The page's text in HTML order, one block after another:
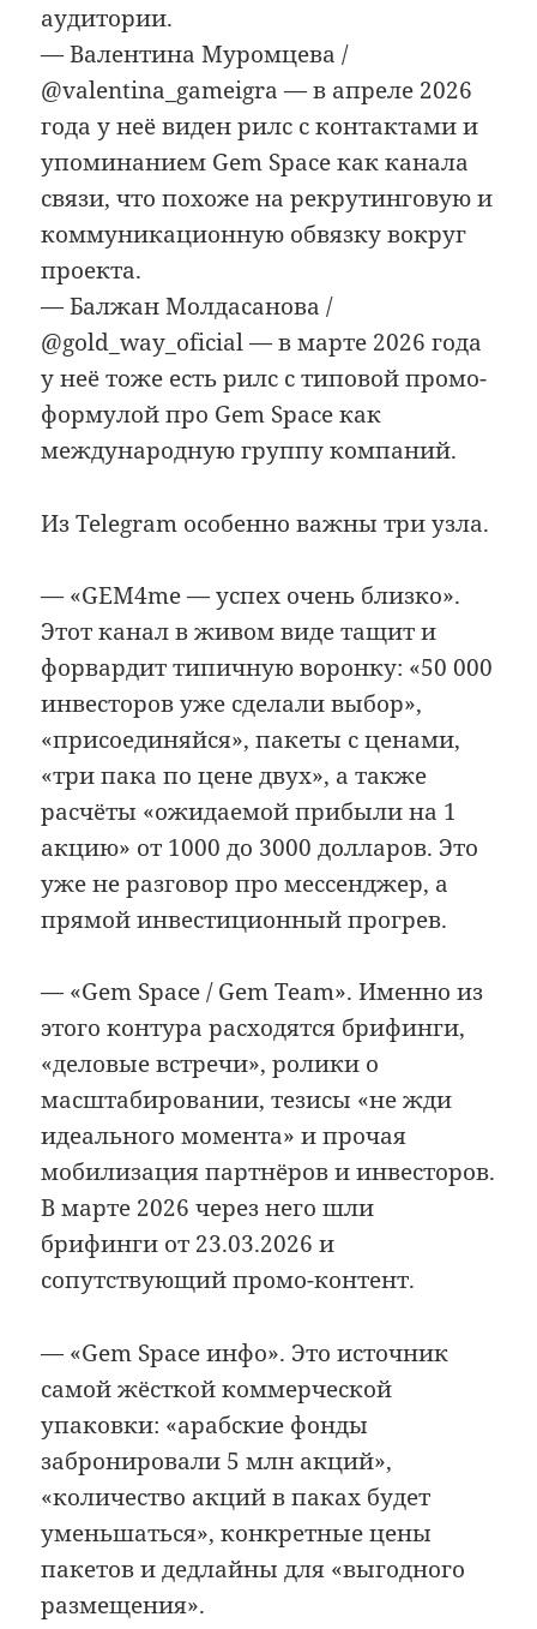
аудитории.
— Валентина Муромцева /
@valentina_gameigra — в апреле 2026
года у неё виден рилс с контактами и
упоминанием Gem Space как канала
связи, что похоже на рекрутинговую и
коммуникационную обвязку вокруг
проекта.
— Балжан Молдасанова /
@gold_way_oficial — в марте 2026 года
у неё тоже есть рилс с типовой промо-
формулой про Gem Space как
международную группу компаний.
Из Telegram особенно важны три узла.
— «GEM4me — успех очень близко».
Этот канал в живом виде тащит и
форвардит типичную воронку: «50 000
инвесторов уже сделали выбор»,
«присоединяйся», пакеты с ценами,
«три пака по цене двух», а также
расчёты «ожидаемой прибыли на 1
акцию» от 1000 до 3000 долларов. Это
уже не разговор про мессенджер, а
прямой инвестиционный прогрев.
— «Gem Space / Gem Team». Именно из
этого контура расходятся брифинги,
«деловые встречи», ролики о
масштабировании, тезисы «не жди
идеального момента» и прочая
мобилизация партнёров и инвесторов.
В марте 2026 через него шли
брифинги от 23.03.2026 и
сопутствующий промо-контент.
— «Gem Space инфо». Это источник
самой жёсткой коммерческой
упаковки: «арабские фонды
забронировали 5 млн акций»,
«количество акций в паках будет
уменьшаться», конкретные цены
пакетов и дедлайны для «выгодного
размещения».